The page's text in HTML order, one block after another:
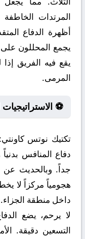
المرتدات
أظهرة الدفاع
يجمع المحللون
يقع فيه الفريق
المرمى.
⚽ الاستراتيجيات
تكتيك نوتس كاونتي:
دفاع المنافس
جداً. وبالحديث عن
هجومياً مركزاً لا
داخل منطقة
لا يرحم، يضع
التسعين دقيقة.